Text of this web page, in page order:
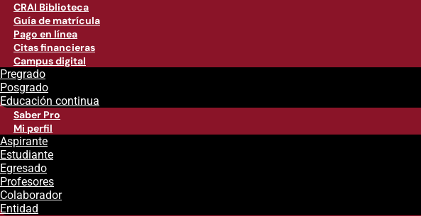
CRAI Biblioteca
Guía de matrícula
Pago en línea
Citas financieras
Campus digital
Pregrado
Posgrado
Educación continua
Saber Pro
Mi perfil
Aspirante
Estudiante
Egresado
Profesores
Colaborador
Entidad